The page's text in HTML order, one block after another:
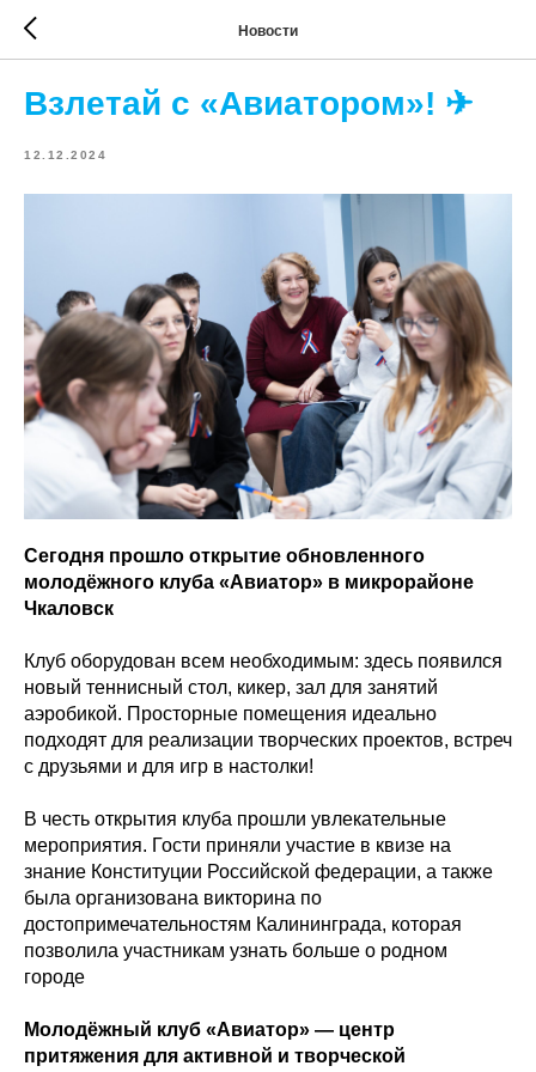
Новости
Взлетай с «Авиатором»! ✈
12.12.2024
Сегодня прошло открытие обновленного
молодёжного клуба «Авиатор» в микрорайоне
Чкаловск
Клуб оборудован всем необходимым: здесь появился
новый теннисный стол, кикер, зал для занятий
аэробикой. Просторные помещения идеально
подходят для реализации творческих проектов, встреч
с друзьями и для игр в настолки!
В честь открытия клуба прошли увлекательные
мероприятия. Гости приняли участие в квизе на
знание Конституции Российской федерации, а также
была организована викторина по
достопримечательностям Калининграда, которая
позволила участникам узнать больше о родном
городе
Молодёжный клуб «Авиатор» — центр
притяжения для активной и творческой